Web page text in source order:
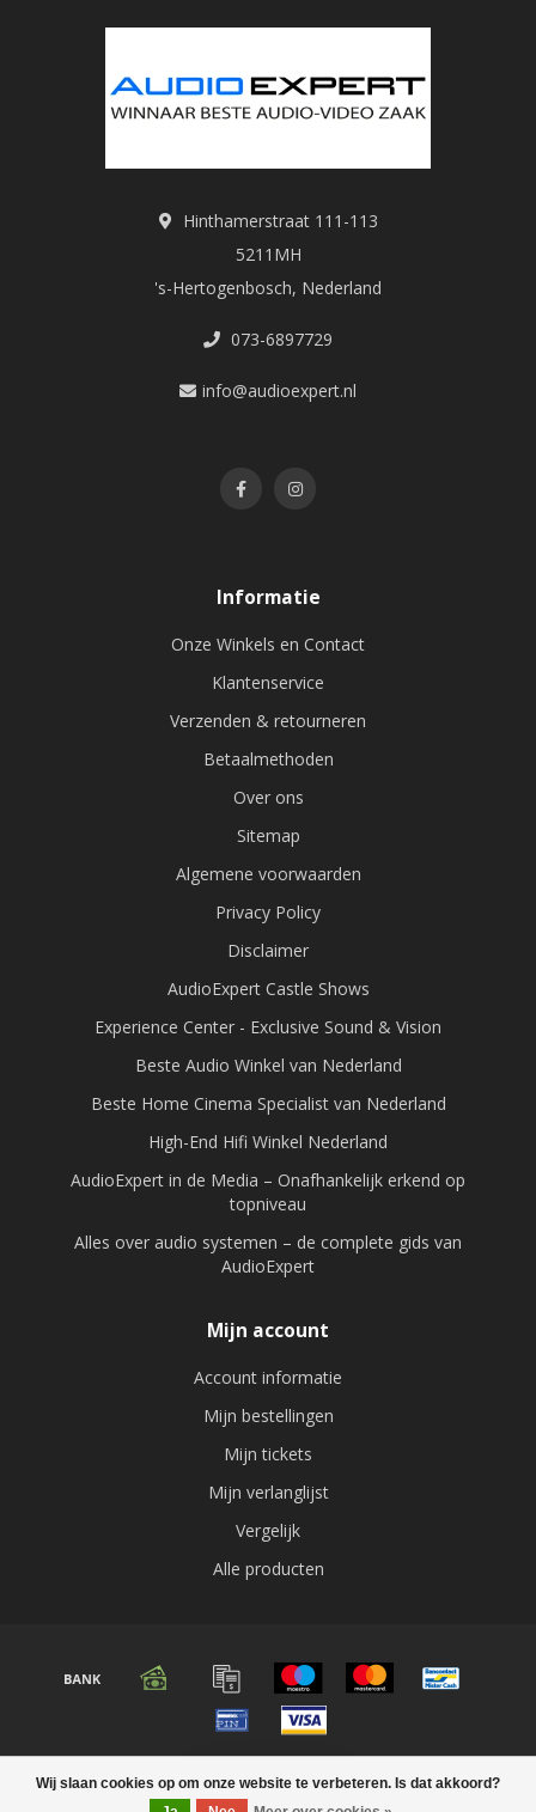
Wij slaan cookies op om onze website te verbeteren. Is dat akkoord?
Hinthamerstraat 111-113
5211MH
's-Hertogenbosch, Nederland
073-6897729
info@audioexpert.nl
Informatie
Onze Winkels en Contact
Klantenservice
Verzenden & retourneren
Betaalmethoden
Over ons
Sitemap
Algemene voorwaarden
Privacy Policy
Disclaimer
AudioExpert Castle Shows
Experience Center - Exclusive Sound & Vision
Beste Audio Winkel van Nederland
Beste Home Cinema Specialist van Nederland
High-End Hifi Winkel Nederland
AudioExpert in de Media – Onafhankelijk erkend op
topniveau
Alles over audio systemen – de complete gids van
AudioExpert
Mijn account
Account informatie
Mijn bestellingen
Mijn tickets
Mijn verlanglijst
Vergelijk
Alle producten
© Copyright 2026 Audio expert
FILTERS